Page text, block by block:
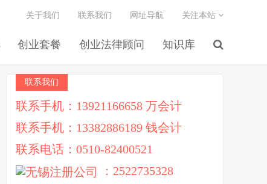
创业套餐 创业法律顾问 知识库
关于我们 联系我们 网址导航 关注本站
联系我们
联系手机：13921166658 万会计
联系手机：13382886189 钱会计
联系电话：0510-82400521
：2522735328